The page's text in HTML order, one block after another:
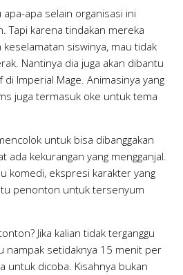
apa selain organisasi ini
Tapi karena tindakan mereka
siswinya, mau tidak
Nantinya dia juga akan dibantu
Imperial Mage. Animasinya yang
juga termasuk oke untuk tema
untuk bisa dibanggakan
ada kekurangan yang mengganjal.
komedi, ekspresi karakter yang
penonton untuk tersenyum
Jika kalian tidak terganggu
nampak setidaknya 15 menit per
untuk dicoba. Kisahnya bukan